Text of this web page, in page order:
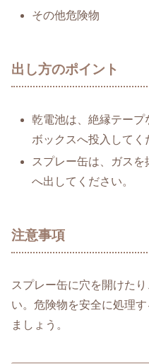
その他危険物
出し方のポイント
乾電池は、絶縁テープ
ボックスへ投入してく
スプレー缶は、ガス
へ出してください。
注意事項
スプレー缶に穴を開けた
い。危険物を安全に処理
ましょう。